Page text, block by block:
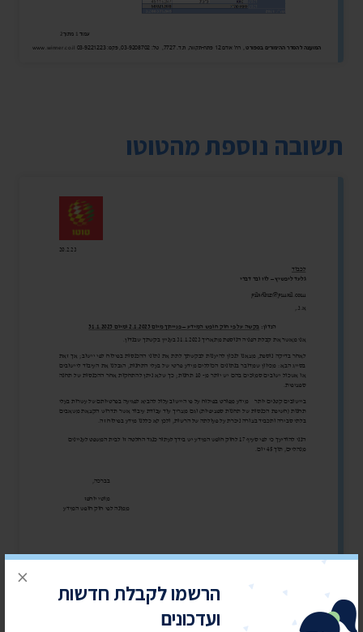
הרשמו לקבלת חדשות
ועדכונים
×
תשובה נוספת מהטוטו